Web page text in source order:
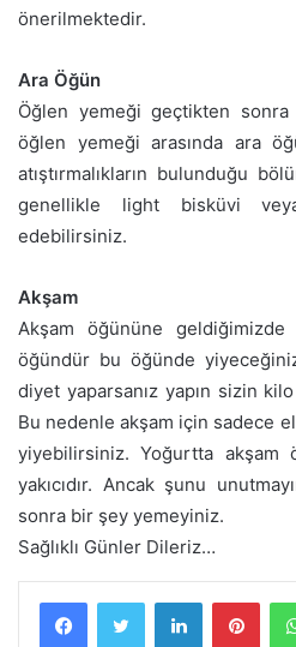
önerilmektedir.
Ara Öğün
Öğlen yemeği geçtikten
öğlen yemeği arasında ara
atıştırmalıkların bulunduğu
genellikle light bisküvi
edebilirsiniz.
Akşam
Akşam öğününe
öğündür bu öğünde
diyet yaparsanız yapın sizin
Bu nedenle akşam için sadece
yiyebilirsiniz. Yoğurtta
yakıcıdır. Ancak şunu
sonra bir şey yemeyiniz.
Sağlıklı Günler Dileriz…
LinkedIn